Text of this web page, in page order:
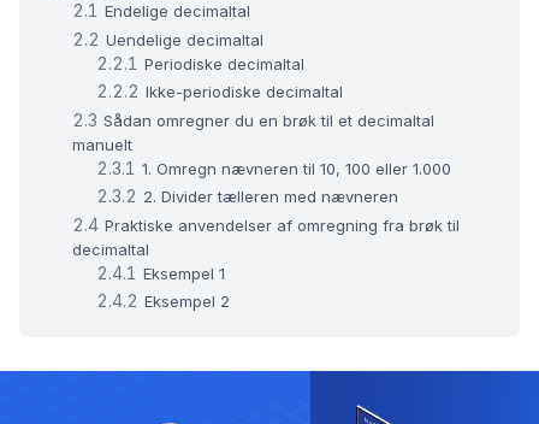
Endelige decimaltal
Uendelige decimaltal
Periodiske decimaltal
Ikke-periodiske decimaltal
Sådan omregner du en brøk til et decimaltal
manuelt
1. Omregn nævneren til 10, 100 eller 1.000
2. Divider tælleren med nævneren
Praktiske anvendelser af omregning fra brøk til
decimaltal
Eksempel 1
Eksempel 2